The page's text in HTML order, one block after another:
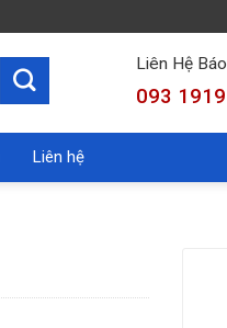
Liên Hệ
093
Liên hệ